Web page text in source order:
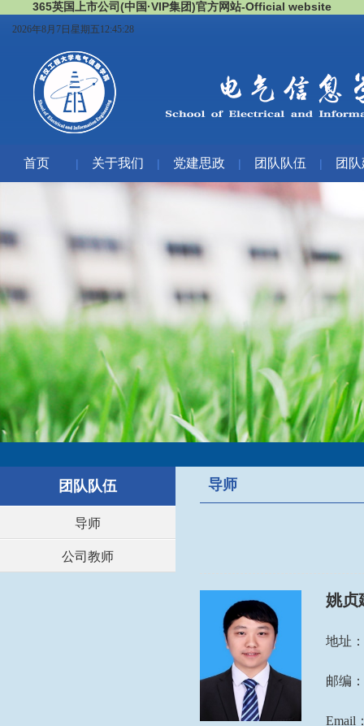
365英国上市公司(中国·VIP集团)官方网站-Official website
2026年8月7日星期五12:45:28
首页 | 关于我们 | 党建思政 | 团队队伍 | 团
团队队伍
导师
公司教师
导师
姚贞
地址
邮编：
Email